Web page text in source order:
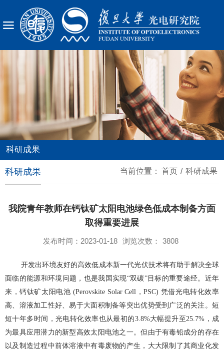
科研成果
当前位置： 首页 / 科研成果
科研成果
我院青年教师在钙钛矿太阳电池绿色低成本制备方面
取得重要进展
发布时间：2023-01-18 浏览次数： 3808
开发出环境友好的高效低成本新一代光伏技术将有助于解决全球
面临的能源和环境问题，也是我国实现“双碳”目标的重要途经。近年
来，钙钛矿太阳电池 (Perovskite Solar Cell ，PSC) 凭借光电转化效率
高、溶液加工性好、易于大面积制备等突出优势受到广泛的关注。 短
短十年多时间，光电转化效率也从最初的3.8%大幅提升至25.7% ，成
为最具应用潜力的新型高效太阳电池之一。但由于有毒铅成分的存在
以及制造过程中前体溶液中有毒废物的产生，大大限制了其商业化发